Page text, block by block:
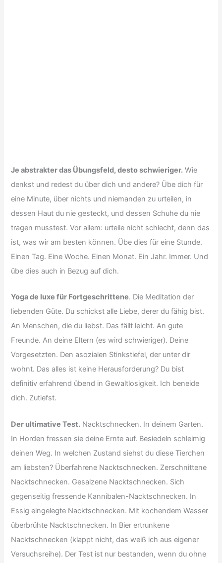
Je abstrakter das Übungsfeld, desto schwieriger. Wie
denkst und redest du über dich und andere? Übe dich für
eine Minute, über nichts und niemanden zu urteilen, in
dessen Haut du nie gesteckt, und dessen Schuhe du nie
tragen musstest. Vor allem: urteile nicht schlecht, denn das
ist, was wir am besten können. Übe dies für eine Stunde.
Einen Tag. Eine Woche. Einen Monat. Ein Jahr. Immer. Und
übe dies auch in Bezug auf dich.
Yoga de luxe für Fortgeschrittene. Die Meditation der
liebenden Güte. Du schickst alle Liebe, derer du fähig bist.
An Menschen, die du liebst. Das fällt leicht. An gute
Freunde. An deine Eltern (es wird schwieriger). Deine
Vorgesetzten. Den asozialen Stinkstiefel, der unter dir
wohnt. Das alles ist keine Herausforderung? Du bist
definitiv erfahrend übend in Gewaltlosigkeit. Ich beneide
dich. Zutiefst.
Der ultimative Test. Nacktschnecken. In deinem Garten.
In Horden fressen sie deine Ernte auf. Besiedeln schleimig
deinen Weg. In welchen Zustand siehst du diese Tierchen
am liebsten? Überfahrene Nacktschnecken. Zerschnittene
Nacktschnecken. Gesalzene Nacktschnecken. Sich
gegenseitig fressende Kannibalen-Nacktschnecken. In
Essig eingelegte Nacktschnecken. Mit kochendem Wasser
überbrühte Nacktschnecken. In Bier ertrunkene
Nacktschnecken (klappt nicht, das weiß ich aus eigener
Versuchsreihe). Der Test ist nur bestanden, wenn du ohne